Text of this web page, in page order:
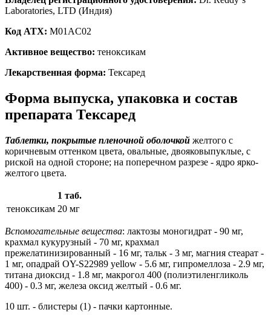
Laboratories, LTD (Индия)
Код ATX: M01AC02
Активное вещество: теноксикам
Лекарственная форма: Тексаред
Форма выпуска, упаковка и состав
препарата Тексаред
Таблетки, покрытые пленочной оболочкой желтого с
коричневым оттенком цвета, овальные, двояковыпуклые, с
риской на одной стороне; на поперечном разрезе - ядро ярко-
желтого цвета.
1 таб.
теноксикам 20 мг
Вспомогательные вещества: лактозы моногидрат - 90 мг,
крахмал кукурузный - 70 мг, крахмал
прежелатинизированный - 16 мг, тальк - 3 мг, магния стеарат -
1 мг, опадрай OY-S22989 yellow - 5.6 мг, гипромеллоза - 2.9 мг,
титана диоксид - 1.8 мг, макрогол 400 (полиэтиленгликоль
400) - 0.3 мг, железа оксид желтый - 0.6 мг.
10 шт. - блистеры (1) - пачки картонные.